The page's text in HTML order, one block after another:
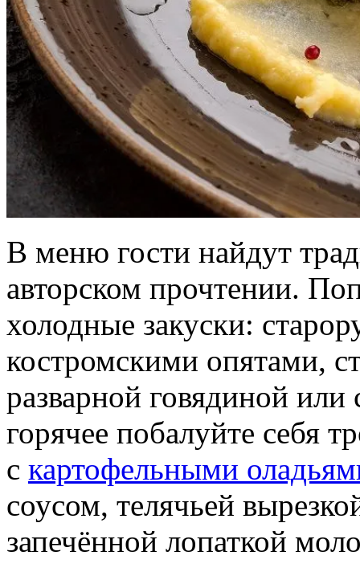
В меню гости найдут
авторском прочтении.
холодные закуски:
костромскими опятами,
разварной говядиной
горячее побалуйте себя
с картофельными
соусом, телячьей
запечённой лопаткой